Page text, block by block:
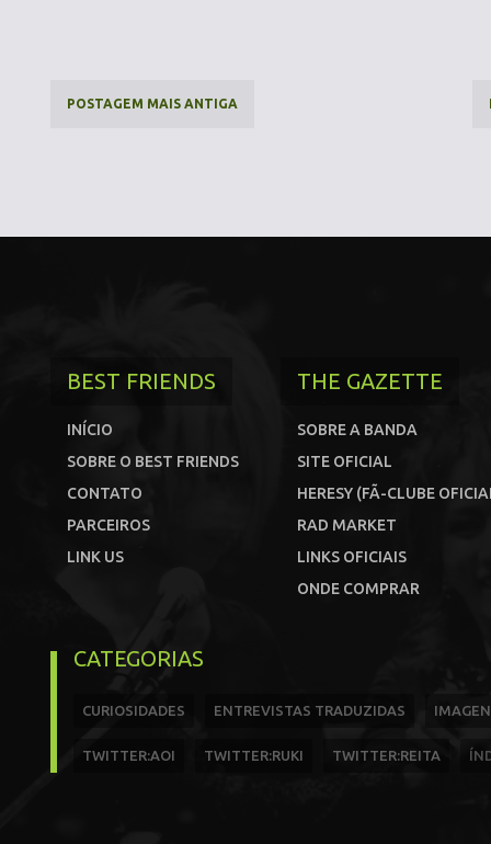
POSTAGEM MAIS ANTIGA
BEST FRIENDS
INÍCIO
SOBRE O BEST FRIENDS
CONTATO
PARCEIROS
LINK US
THE GAZETTE
SOBRE A BANDA
SITE OFICIAL
HERESY (FÃ-CLUBE
RAD MARKET
LINKS OFICIAIS
ONDE COMPRAR
CATEGORIAS
CURIOSIDADES ENTREVISTAS TRADUZIDAS
TWITTER:AOI TWITTER:RUKI TWITTER:REITA